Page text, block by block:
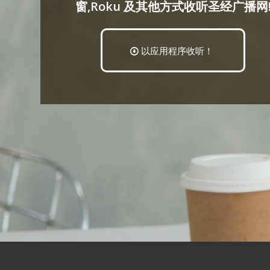
窗,Roku 及其他方式收听圣经广播
以应用程序收听！